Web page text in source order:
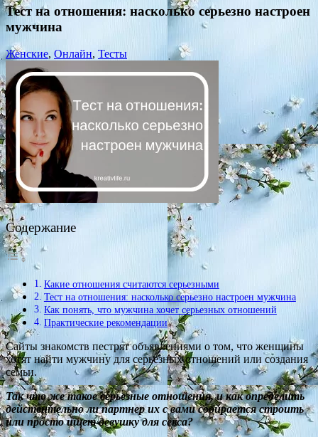
Тест на отношения: насколько серьезно настроен
мужчина
Женские, Онлайн, Тесты
Содержание
Какие отношения считаются серьезными
Тест на отношения: насколько серьезно настроен мужчина
Как понять, что мужчина хочет серьезных отношений
Практические рекомендации
Сайты знакомств пестрят объявлениями о том, что женщины
хотят найти мужчину для серьезных отношений или создания
семьи.
Так что же такое серьезные отношения, и как определить
действительно ли партнер их с вами собирается строить
или просто ищет девушку для секса?